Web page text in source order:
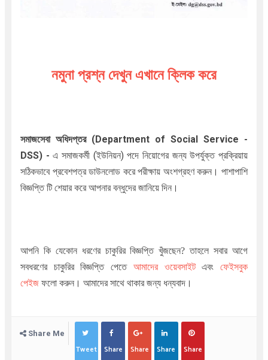
নমুনা প্রশ্ন দেখুন এখানে ক্লিক করে
সমাজসেবা অধিদপ্তর (Department of Social Service -
DSS)- এ সমাজকর্মী (ইউনিয়ন) পদে নিয়োগের জন্য উপর্যুক্ত প্রক্রিয়ায়
সঠিকভাবে প্রবেশপত্র ডাউনলোড করে পরীক্ষায় অংশগ্রহণ করুন। পাশাপাশি
বিজ্ঞপ্তি টি শেয়ার করে আপনার বন্ধুদের জানিয়ে দিন।
আপনি কি যেকোন ধরণের চাকুরির বিজ্ঞপ্তি খুঁজছেন?তাহলে সবার আগে
সবধরণের চাকুরির বিজ্ঞপ্তি পেতে
আমাদের ওয়েবসাইট এবংফেইসবুক
পেইজফলো করুন। আমাদের সাথে থাকার জন্য ধন্যবাদ।
Share Me
Tweet Share Share Share Share